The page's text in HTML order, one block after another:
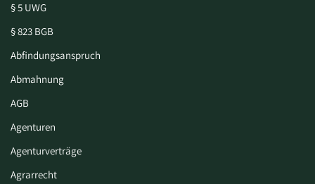
§ 5 UWG
§ 823 BGB
Abfindungsanspruch
Abmahnung
AGB
Agenturen
Agenturverträge
Agrarrecht